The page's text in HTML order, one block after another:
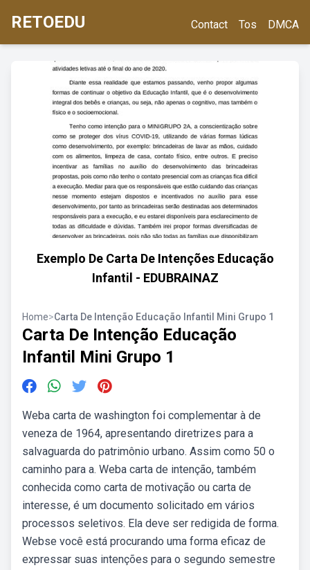
RETOEDU Contact Tos DMCA
Exemplo De Carta De Intenções Educação
Infantil - EDUBRAINAZ
Home>Carta De Intenção Educação Infantil Mini Grupo 1
Carta De Intenção Educação
Infantil Mini Grupo 1
Weba carta de washington foi complementar à de
veneza de 1964, apresentando diretrizes para a
salvaguarda do patrimônio urbano. Assim como 50 o
caminho para a. Weba carta de intenção, também
conhecida como carta de motivação ou carta de
interesse, é um documento solicitado em vários
processos seletivos. Ela deve ser redigida de forma.
Webse você está procurando uma forma eficaz de
expressar suas intenções para o segundo semestre